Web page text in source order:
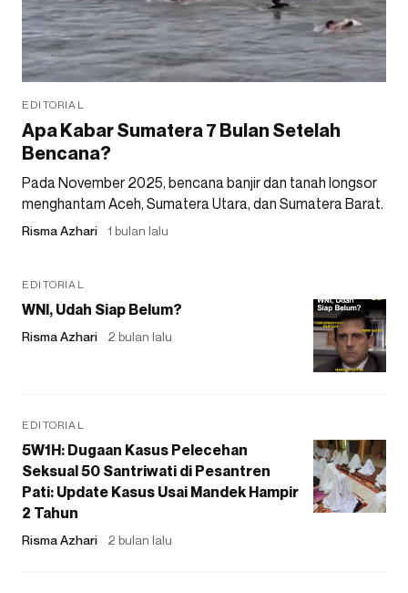
EDITORIAL
Apa Kabar Sumatera 7 Bulan Setelah
Bencana?
Pada November 2025, bencana banjir dan tanah longsor
menghantam Aceh, Sumatera Utara, dan Sumatera Barat.
Risma Azhari 1 bulan lalu
EDITORIAL
WNI, Udah Siap Belum?
Risma Azhari 2 bulan lalu
EDITORIAL
5W1H: Dugaan Kasus Pelecehan
Seksual 50 Santriwati di Pesantren
Pati: Update Kasus Usai Mandek Hampir
2 Tahun
Risma Azhari 2 bulan lalu